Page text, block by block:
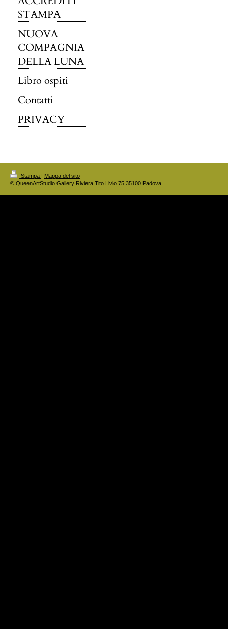
STAMPA
NUOVA
COMPAGNIA
DELLA LUNA
Libro ospiti
Contatti
PRIVACY
Stampa | Mappa del sito
© QueenArtStudio Gallery Riviera Tito Livio 75 35100 Padova